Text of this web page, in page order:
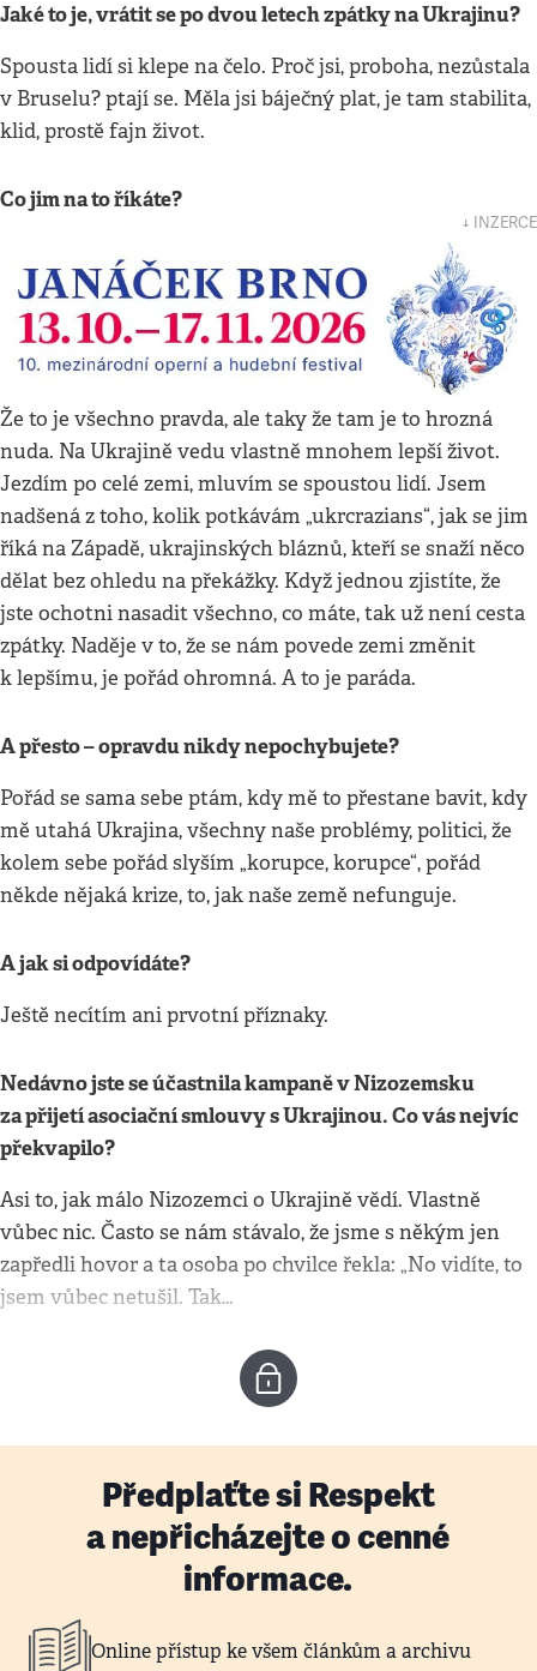
Jaké to je, vrátit se po dvou letech zpátky na Ukrajinu?
Spousta lidí si klepe na čelo. Proč jsi, proboha, nezůstala
v Bruselu? ptají se. Měla jsi báječný plat, je tam stabilita,
klid, prostě fajn život.
Co jim na to říkáte?
↓ INZERCE
Že to je všechno pravda, ale taky že tam je to hrozná
nuda. Na Ukrajině vedu vlastně mnohem lepší život.
Jezdím po celé zemi, mluvím se spoustou lidí. Jsem
nadšená z toho, kolik potkávám „ukrcrazians“, jak se jim
říká na Západě, ukrajinských bláznů, kteří se snaží něco
dělat bez ohledu na překážky. Když jednou zjistíte, že
jste ochotni nasadit všechno, co máte, tak už není cesta
zpátky. Naděje v to, že se nám povede zemi změnit
k lepšímu, je pořád ohromná. A to je paráda.
A přesto – opravdu nikdy nepochybujete?
Pořád se sama sebe ptám, kdy mě to přestane bavit, kdy
mě utahá Ukrajina, všechny naše problémy, politici, že
kolem sebe pořád slyším „korupce, korupce“, pořád
někde nějaká krize, to, jak naše země nefunguje.
A jak si odpovídáte?
Ještě necítím ani prvotní příznaky.
Nedávno jste se účastnila kampaně v Nizozemsku
za přijetí asociační smlouvy s Ukrajinou. Co vás nejvíc
překvapilo?
Asi to, jak málo Nizozemci o Ukrajině vědí. Vlastně
vůbec nic. Často se nám stávalo, že jsme s někým jen
zapředli hovor a ta osoba po chvilce řekla: „No vidíte, to
jsem vůbec netušil. Tak…
Předplaťte si Respekt
a nepřicházejte o cenné
informace.
Online přístup ke všem článkům a archivu